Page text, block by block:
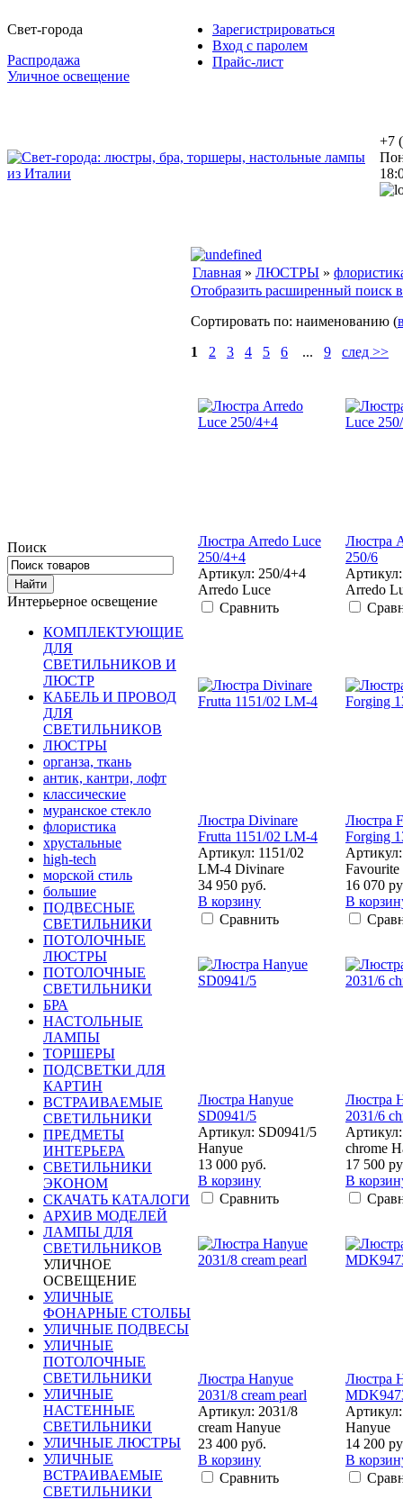
Свет-города
Распродажа
Уличное освещение
Зарегистрироваться
Вход с паролем
Прайс-лист
+7
Поиск
Интерьерное освещение
КОМПЛЕКТУЮЩИЕ
ДЛЯ
СВЕТИЛЬНИКОВ И
ЛЮСТР
КАБЕЛЬ И ПРОВОД
ДЛЯ
СВЕТИЛЬНИКОВ
ЛЮСТРЫ
органза, ткань
антик, кантри, лофт
классические
муранское стекло
флористика
хрустальные
high-tech
морской стиль
большие
ПОДВЕСНЫЕ
СВЕТИЛЬНИКИ
ПОТОЛОЧНЫЕ
ЛЮСТРЫ
ПОТОЛОЧНЫЕ
СВЕТИЛЬНИКИ
БРА
НАСТОЛЬНЫЕ
ЛАМПЫ
ТОРШЕРЫ
ПОДСВЕТКИ ДЛЯ
КАРТИН
ВСТРАИВАЕМЫЕ
СВЕТИЛЬНИКИ
ПРЕДМЕТЫ
ИНТЕРЬЕРА
СВЕТИЛЬНИКИ
ЭКОНОМ
СКАЧАТЬ КАТАЛОГИ
АРХИВ МОДЕЛЕЙ
ЛАМПЫ ДЛЯ
СВЕТИЛЬНИКОВ
УЛИЧНОЕ
ОСВЕЩЕНИЕ
УЛИЧНЫЕ
ФОНАРНЫЕ СТОЛБЫ
УЛИЧНЫЕ ПОДВЕСЫ
УЛИЧНЫЕ
ПОТОЛОЧНЫЕ
СВЕТИЛЬНИКИ
УЛИЧНЫЕ
НАСТЕННЫЕ
СВЕТИЛЬНИКИ
УЛИЧНЫЕ ЛЮСТРЫ
УЛИЧНЫЕ
ВСТРАИВАЕМЫЕ
СВЕТИЛЬНИКИ
Главная » ЛЮСТРЫ »
Отобразить расширенный поиск
Сортировать по: наименованию (
1
2 3 4 5 6 ... 9 след >>
Люстра Arredo Luce
250/4+4
Артикул: 250/4+4
Arredo Luce
Сравнить
Люстра
250/6
Arredo
Люстра Divinare
Frutta 1151/02 LM-4
Артикул: 1151/02
LM-4 Divinare
34 950 руб.
В корзину
Сравнить
Люстра
Forging
Favourite
16 070
В
Люстра Hanyue
SD0941/5
Артикул: SD0941/5
Hanyue
13 000 руб.
В корзину
Сравнить
Люстра
2031/6
chrome
17 500
В
Люстра Hanyue
2031/8 cream pearl
Артикул: 2031/8
cream Hanyue
23 400 руб.
В корзину
Сравнить
Люстра
Hanyue
14 200
В